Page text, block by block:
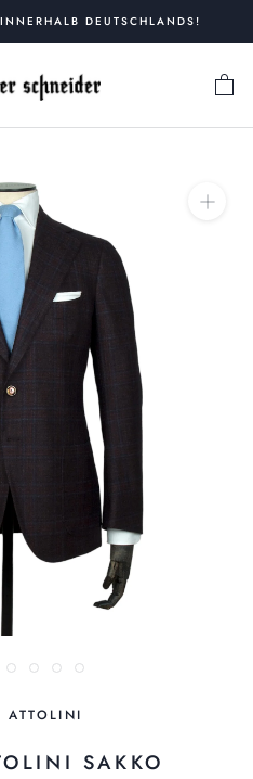
DEUTSCHLANDS!
ATTOLINI
SAKKO